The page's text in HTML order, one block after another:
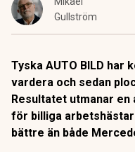
Gullström
Tyska AUTO BILD har
vardera och sedan
Resultatet utmanar en
för billiga
bättre än både